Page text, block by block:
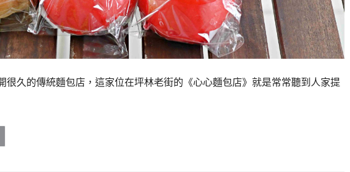
很久的傳統麵包店，這家位在坪林老街的《心心麵包店》就是常常聽到人家提